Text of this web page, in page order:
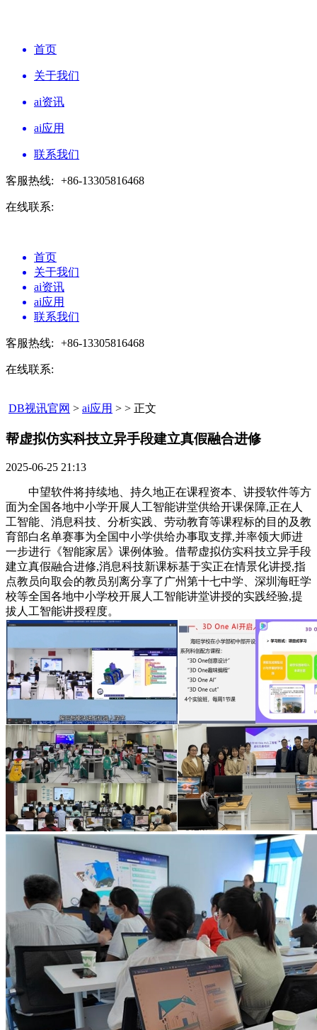
首页
关于我们
ai资讯
ai应用
联系我们
客服热线: +86-13305816468
在线联系:
首页
关于我们
ai资讯
ai应用
联系我们
客服热线: +86-13305816468
在线联系:
DB视讯官网 > ai应用 > > 正文
帮虚拟仿实科技立异手段建立真假融合进修​
2025-06-25 21:13
中望软件将持续地、持久地正在课程资本、讲授软件等方
面为全国各地中小学开展人工智能讲堂供给开课保障,正在人
工智能、消息科技、分析实践、劳动教育等课程标的目的及教
育部白名单赛事为全国中小学供给办事取支撑,并率领大师进
一步进行《智能家居》课例体验。借帮虚拟仿实科技立异手段
建立真假融合进修,消息科技新课标基于实正在情景化讲授,指
点教员向取会的教员别离分享了广州第十七中学、深圳海旺学
校等全国各地中小学校开展人工智能讲堂讲授的实践经验,提
拔人工智能讲授程度。